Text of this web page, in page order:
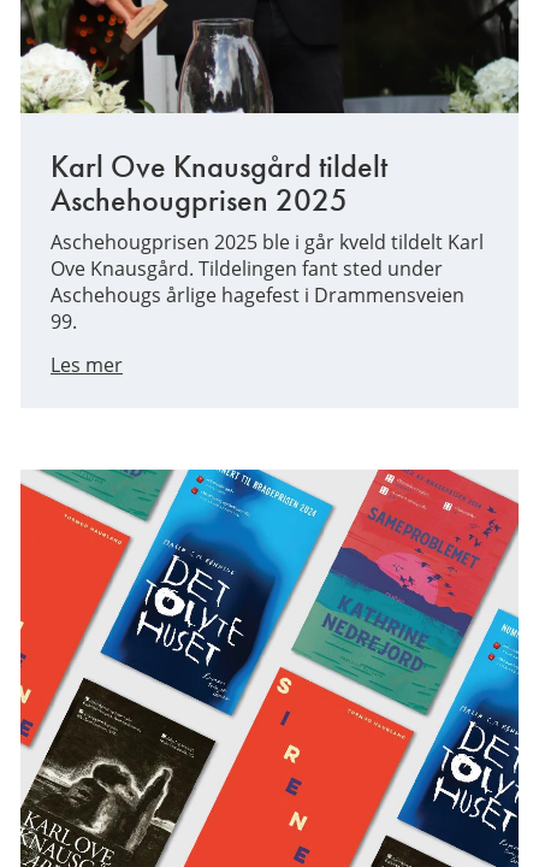
Karl Ove Knausgård tildelt
Aschehougprisen 2025
Aschehougprisen 2025 ble i går kveld tildelt Karl
Ove Knausgård. Tildelingen fant sted under
Aschehougs årlige hagefest i Drammensveien
99.
Les mer